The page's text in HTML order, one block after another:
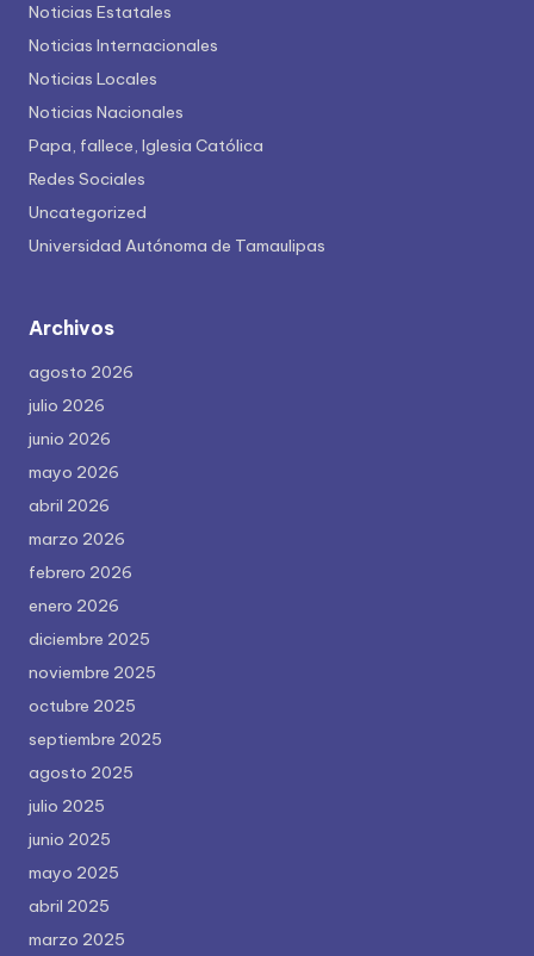
Noticias Estatales
Noticias Internacionales
Noticias Locales
Noticias Nacionales
Papa, fallece, Iglesia Católica
Redes Sociales
Uncategorized
Universidad Autónoma de Tamaulipas
Archivos
agosto 2026
julio 2026
junio 2026
mayo 2026
abril 2026
marzo 2026
febrero 2026
enero 2026
diciembre 2025
noviembre 2025
octubre 2025
septiembre 2025
agosto 2025
julio 2025
junio 2025
mayo 2025
abril 2025
marzo 2025